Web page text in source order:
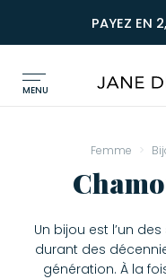
PAYEZ EN
MENU
Femme
Un bijou est l’un
durant des
génération. À la